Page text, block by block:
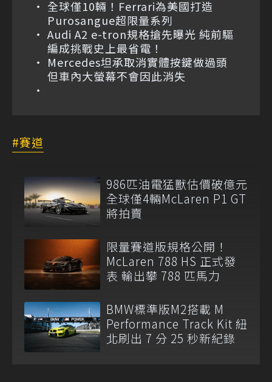
全球僅10輛！Ferrari為美國打造
Purosangue超限量系列
Audi A2 e-tron規格搶先曝光 純前驅
編成挑戰史上最省電！
Mercedes坦承取消實體按鍵做過頭
但車內大螢幕不會因此消失
賽道
986匹油電猛獸估價破億元
全球僅4輛McLaren P1 GT
將拍賣
限量賽道版規格公開！
McLaren 788 HS 正式發
表 輸出攀 788 匹馬力
BMW標準版M2搭載 M
Performance Track Kit 紐
北刷出 7 分 25 秒新紀錄